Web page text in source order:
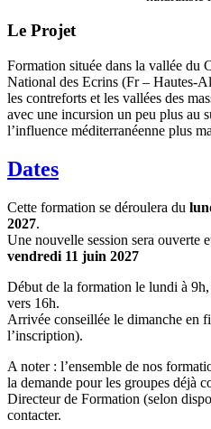
Le Projet
Formation située dans la vallée du
National des Ecrins (Fr – Hautes-
les contreforts et les vallées des
avec une incursion un peu plus au
l’influence méditerranéenne plus
Dates
Cette formation se déroulera du
2027.
Une nouvelle session sera ouverte
vendredi 11 juin 2027
Début de la formation le lundi à
vers 16h.
Arrivée conseillée le dimanche en
l’inscription).
A noter : l’ensemble de nos
la demande pour les groupes déjà
Directeur de Formation (selon
contacter.